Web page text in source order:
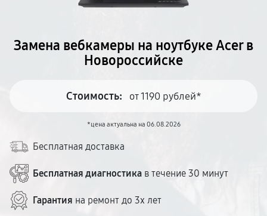
Замена вебкамеры на ноутбуке Acer в
Новороссийске
Стоимость: от 1190 рублей*
*цена актуальна на 06.08.2026
Бесплатная доставка
Бесплатная диагностика в течение 30 минут
Гарантия на ремонт до 3х лет